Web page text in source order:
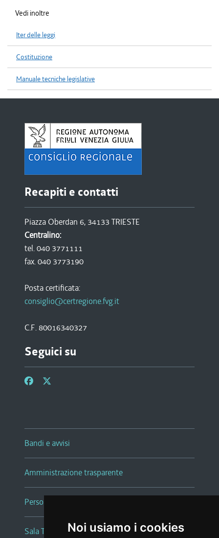
Noi usiamo i cookies
Vedi inoltre
Iter delle leggi
Costituzione
Manuale tecniche legislative
Recapiti e contatti
Piazza Oberdan 6, 34133 TRIESTE
Centralino:
tel. 040 3771111
fax. 040 3773190
Posta certificata:
consiglio@certregione.fvg.it
C.F. 80016340327
Seguici su
Bandi e avvisi
Amministrazione trasparente
Persone e Uffici
Sala Tiziano Tessitori